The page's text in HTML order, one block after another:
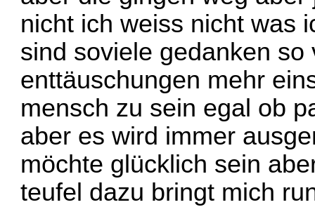
nicht ich weiss nicht was
sind soviele gedanken
enttäuschungen mehr
mensch zu sein egal ob
aber es wird immer
möchte glücklich sein
teufel dazu bringt mich